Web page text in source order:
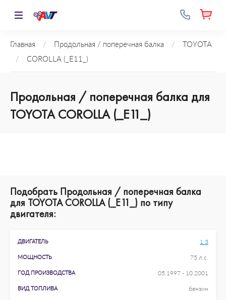
Главная / Продольная / поперечная балка /
TOYOTA
/
COROLLA (_E11_)
Продольная / поперечная балка для
TOYOTA COROLLA (_E11_)
Подобрать Продольная / поперечная балка
для TOYOTA COROLLA (_E11_) по типу
двигателя:
ДВИГАТЕЛЬ 1.3
МОЩНОСТЬ 75 л.с.
ГОД ПРОИЗВОДСТВА 05.1997 - 10.2001
ВИД ТОПЛИВА бензин